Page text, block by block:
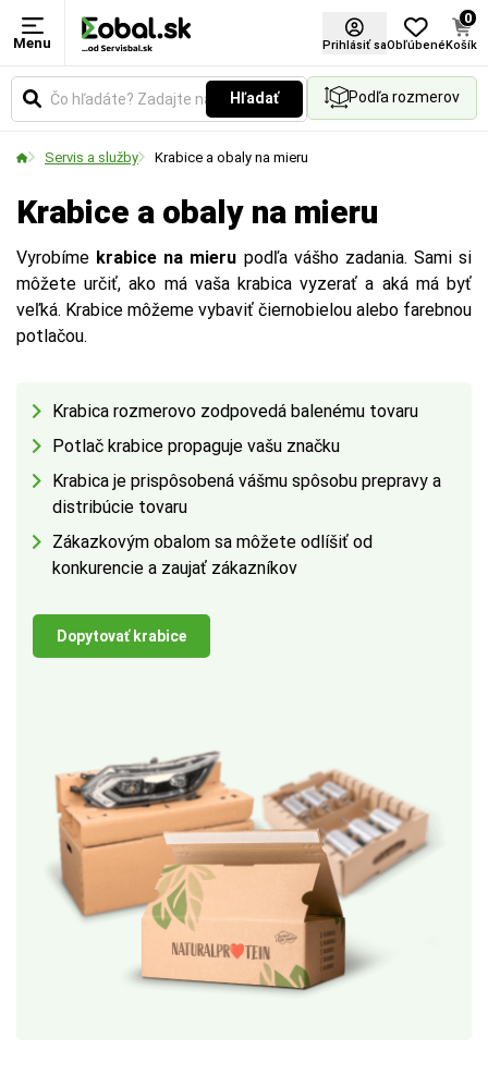
Menu Prihlásiť saObľúbené
0
Košík
Hľadať Podľa rozmerov
Servis a služby Krabice a obaly na mieru
Krabice a obaly na mieru
Vyrobíme krabice na mieru podľa vášho zadania. Sami si
môžete určiť, ako má vaša krabica vyzerať a aká má byť
veľká. Krabice môžeme vybaviť čiernobielou alebo farebnou
potlačou.
Krabica rozmerovo zodpovedá balenému tovaru
Potlač krabice propaguje vašu značku
Krabica je prispôsobená vášmu spôsobu prepravy a
distribúcie tovaru
Zákazkovým obalom sa môžete odlíšiť od
konkurencie a zaujať zákazníkov
Dopytovať krabice